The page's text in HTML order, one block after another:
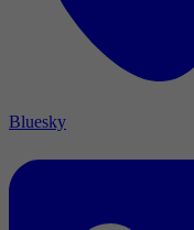
Bluesky